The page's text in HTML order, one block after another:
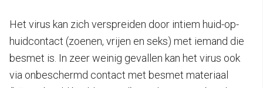
Het virus kan zich verspreiden door intiem huid-op-
huidcontact (zoenen, vrijen en seks) met iemand die
besmet is. In zeer weinig gevallen kan het virus ook
via onbeschermd contact met besmet materiaal